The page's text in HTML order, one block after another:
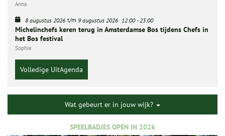
Anna
8 augustus 2026 t/m 9 augustus 2026 12:00-23:00
Michelinchefs keren terug in Amsterdamse Bos tijdens Chefs in
het Bos festival
Sophie
Volledige UitAgenda
Wat gebeurt er in jouw wijk?
SPEELBADJES OPEN IN 2026